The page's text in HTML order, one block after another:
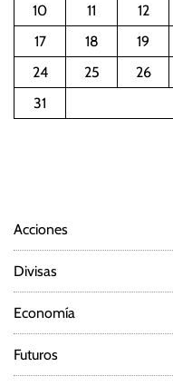
10
11 12
17
18 19
24
25 26
31
Acciones
Divisas
Economía
Futuros